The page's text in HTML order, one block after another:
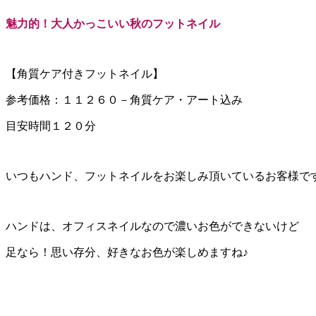
魅力的！大人かっこいい秋のフットネイル
【角質ケア付きフットネイル】
参考価格：１１２６０－角質ケア・アート込み
目安時間１２０分
いつもハンド、フットネイルをお楽しみ頂いているお客様で
ハンドは、オフィスネイルなので濃いお色ができないけど
足なら！思い存分、好きなお色が楽しめますね♪